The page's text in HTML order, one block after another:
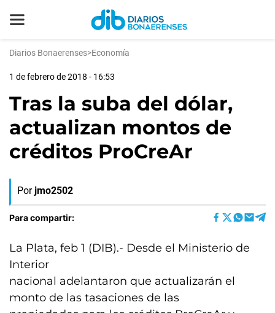
Diarios Bonaerenses>Economía
1 de febrero de 2018 - 16:53
Tras la suba del dólar,
actualizan montos de
créditos ProCreAr
Por jmo2502
Para compartir:
La Plata, feb 1 (DIB).- Desde el Ministerio de
Interior
nacional adelantaron que actualizarán el
monto de las tasaciones de las